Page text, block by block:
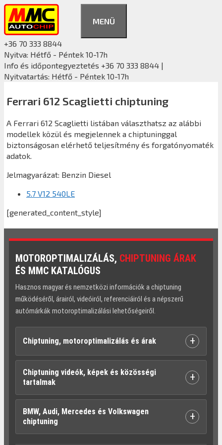
Kilépés
tartalomba
MENÜ
+36 70 333 8844
Nyitva: Hétfő - Péntek 10-17h
Info és időpontegyeztetés +36 70 333 8844 |
Nyitvatartás: Hétfő - Péntek 10-17h
Ferrari 612 Scaglietti chiptuning
A Ferrari 612 Scaglietti listában választhatsz az alábbi
modellek közül és megjelennek a chiptuninggal
biztonságosan elérhető teljesítmény és forgatónyomaték
adatok.
Jelmagyarázat: Benzin Diesel
5.7 V12 540LE
[generated_content_style]
MOTOROPTIMALIZÁLÁS, CHIPTUNING ÁRAK
ÉS MMC KATALÓGUS
Hasznos magyar és nemzetközi információk a chiptuning
működéséről, árairól, videóiról, referenciáiról és a népszerű
autómárkák motoroptimalizálási lehetőségeiről.
Chiptuning, motoroptimalizálás és árak +
Chiptuning videók, képek és közösségi
tartalmak
+
BMW, Audi, Mercedes és Volkswagen
chiptuning
+